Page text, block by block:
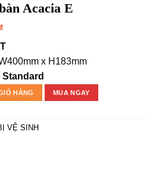
Acacia E
Giá
hiện
tại
là:
2.664.000₫.
x H183mm
E số lượng
HÀNG MUA NGAY
VỆ SINH